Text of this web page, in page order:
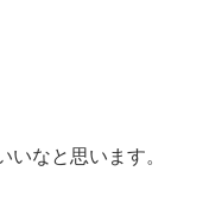
いなと思います。